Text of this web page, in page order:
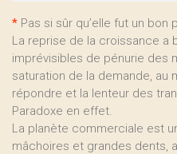
* Pas si sûr qu’elle fut un bon
La reprise de la croissance a
imprévisibles de pénurie des
saturation de la demande, au
répondre et la lenteur des
Paradoxe en effet.
La planète commerciale est
mâchoires et grandes dents,